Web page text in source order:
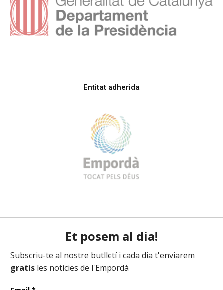
Entitat adherida